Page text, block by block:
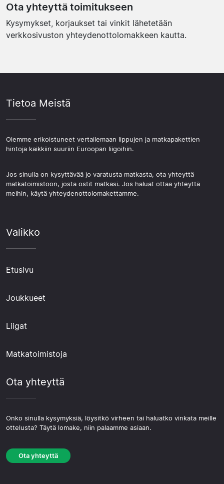
Ota yhteyttä toimitukseen
Kysymykset, korjaukset tai vinkit lähetetään
verkkosivuston yhteydenottolomakkeen kautta.
Tietoa Meistä
Olemme erikoistuneet vertailemaan lippujen ja matkapakettien
hintoja kaikkiin suuriin Euroopan liigoihin.
Jos sinulla on kysyttävää jo varatusta matkasta, ota yhteyttä
matkatoimistoon, josta ostit matkasi. Jos haluat ottaa yhteyttä
meihin, käytä yhteydenottolomakettamme.
Valikko
Etusivu
Joukkueet
Liigat
Matkatoimistoja
Ota yhteyttä
Onko sinulla kysymyksiä, löysitkö virheen tai haluatko vinkata meille
ottelusta? Täytä lomake, niin palaamme asiaan.
Ota yhteyttä